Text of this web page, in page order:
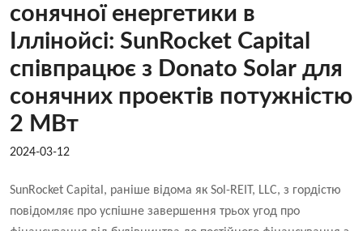
сонячної енергетики в
Іллінойсі: SunRocket Capital
співпрацює з Donato Solar для
сонячних проектів потужністю
2 МВт
2024-03-12
SunRocket Capital, раніше відома як Sol-REIT, LLC, з гордістю
повідомляє про успішне завершення трьох угод про